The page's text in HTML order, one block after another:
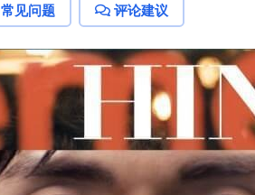
常见问题 评论建议